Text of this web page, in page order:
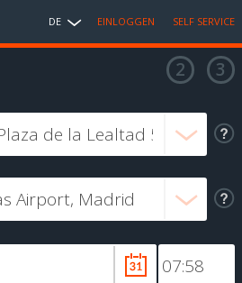
DE EINLOGGEN SELF SERVICE